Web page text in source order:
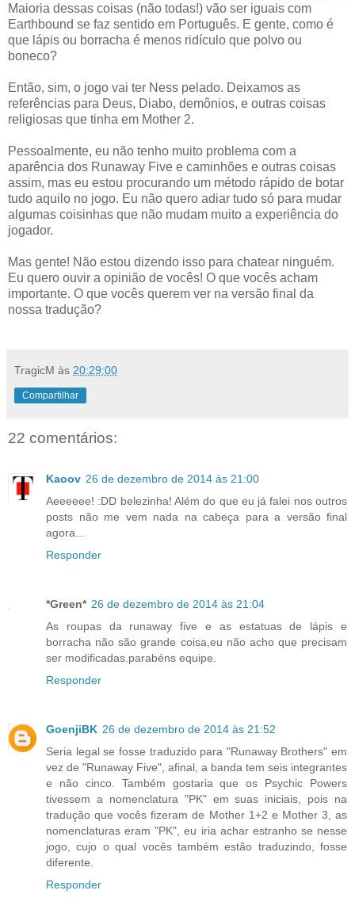
Maioria dessas coisas (não todas!) vão ser iguais com
Earthbound se faz sentido em Português. E gente, como é
que lápis ou borracha é menos ridículo que polvo ou
boneco?
Então, sim, o jogo vai ter Ness pelado. Deixamos as
referências para Deus, Diabo, demônios, e outras coisas
religiosas que tinha em Mother 2.
Pessoalmente, eu não tenho muito problema com a
aparência dos Runaway Five e caminhões e outras coisas
assim, mas eu estou procurando um método rápido de botar
tudo aquilo no jogo. Eu não quero adiar tudo só para mudar
algumas coisinhas que não mudam muito a experiência do
jogador.
Mas gente! Não estou dizendo isso para chatear ninguém.
Eu quero ouvir a opinião de vocês! O que vocês acham
importante. O que vocês querem ver na versão final da
nossa tradução?
TragicM às 20:29:00
Compartilhar
22 comentários:
Kaoov 26 de dezembro de 2014 às 21:00
Aeeeeee! :DD belezinha! Além do que eu já falei nos outros
posts não me vem nada na cabeça para a versão final
agora...
Responder
*Green* 26 de dezembro de 2014 às 21:04
As roupas da runaway five e as estatuas de lápis e
borracha não são grande coisa,eu não acho que precisam
ser modificadas.parabéns equipe.
Responder
GoenjiBK 26 de dezembro de 2014 às 21:52
Seria legal se fosse traduzido para "Runaway Brothers" em
vez de "Runaway Five", afinal, a banda tem seis integrantes
e não cinco. Também gostaria que os Psychic Powers
tivessem a nomenclatura "PK" em suas iniciais, pois na
tradução que vocês fizeram de Mother 1+2 e Mother 3, as
nomenclaturas eram "PK", eu iria achar estranho se nesse
jogo, cujo o qual vocês também estão traduzindo, fosse
diferente.
Responder